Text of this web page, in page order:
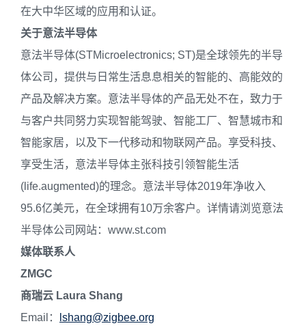
在大中华区域的应用和认证。
关于意法半导体
意法半导体(STMicroelectronics; ST)是全球领先的半导
体公司，提供与日常生活息息相关的智能的、高能效的
产品及解决方案。意法半导体的产品无处不在，致力于
与客户共同努力实现智能驾驶、智能工厂、智慧城市和
智能家居，以及下一代移动和物联网产品。享受科技、
享受生活，意法半导体主张科技引领智能生活
(life.augmented)的理念。意法半导体2019年净收入
95.6亿美元，在全球拥有10万余客户。详情请浏览意法
半导体公司网站：www.st.com
媒体联系人
ZMGC
商瑞云 Laura Shang
Email：
lshang@zigbee.org